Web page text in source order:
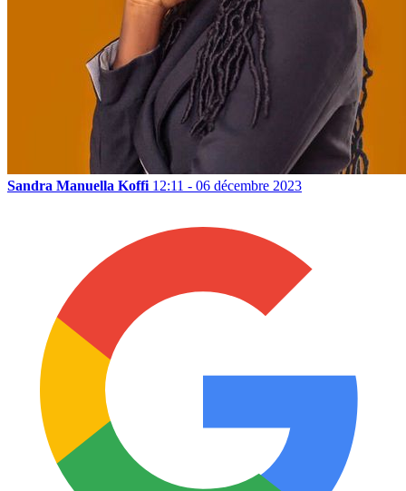
Sandra Manuella Koffi 12:11 - 06 décembre 2023